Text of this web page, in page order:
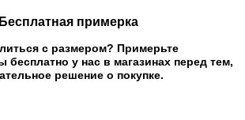
Бесплатная примерка
с размером? Примерьте
бесплатно у нас в магазинах перед тем,
решение о покупке.